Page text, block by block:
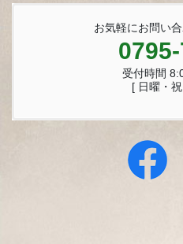
お気軽にお問い合
受付時間
[ 日曜・